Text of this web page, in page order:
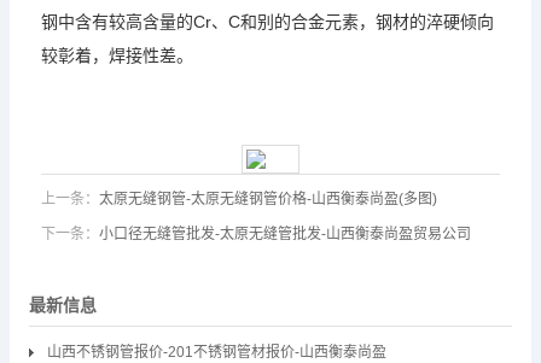
钢中含有较高含量的Cr、C和别的合金元素，钢材的淬硬倾向
较彰着，焊接性差。
上一条： 太原无缝钢管-太原无缝钢管价格-山西衡泰尚盈(多图)
下一条： 小口径无缝管批发-太原无缝管批发-山西衡泰尚盈贸易公司
最新信息
山西不锈钢管报价-201不锈钢管材报价-山西衡泰尚盈